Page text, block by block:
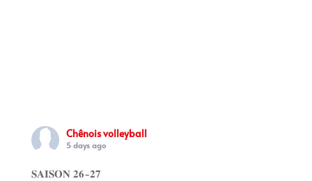
Chênois volleyball
5 days ago
𝐒𝐀𝐈𝐒𝐎𝐍 𝟐𝟔-𝟐𝟕